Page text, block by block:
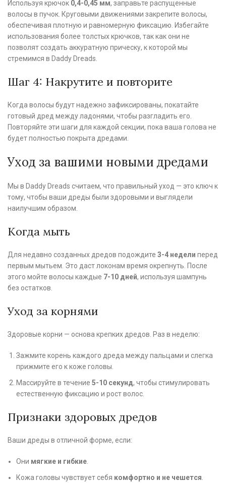
Используя крючок 0,4-0,45 мм, заправьте распущенные
волосы в пучок. Круговыми движениями закрепите волосы,
обеспечивая плотную и равномерную фиксацию. Избегайте
использования более толстых крючков, так как они не
позволят создать аккуратную прическу, к которой мы
стремимся в Daddy Dreads.
Шаг 4: Накрутите и повторите
Когда волосы будут надежно зафиксированы, покатайте
готовый дред между ладонями, чтобы разгладить его.
Повторяйте эти шаги для каждой секции, пока ваша голова не
будет полностью покрыта дредами.
Уход за вашими новыми дредами
Мы в Daddy Dreads считаем, что правильный уход — это ключ к
тому, чтобы ваши дреды были здоровыми и выглядели
наилучшим образом.
Когда мыть
Для недавно созданных дредов подождите 3-4 недели перед
первым мытьем. Это даст локонам время окрепнуть. После
этого мойте волосы каждые 7-10 дней, используя шампунь
без остатков.
Уход за корнями
Здоровые корни — основа крепких дредов. Раз в неделю:
Зажмите корень каждого дреда между пальцами и слегка
прижмите его к коже головы.
Массируйте в течение 5-10 секунд, чтобы стимулировать
естественную фиксацию и рост волос.
Признаки здоровых дредов
Ваши дреды в отличной форме, если:
Они мягкие и гибкие.
Кожа головы чувствует себя комфортно и не чешется.